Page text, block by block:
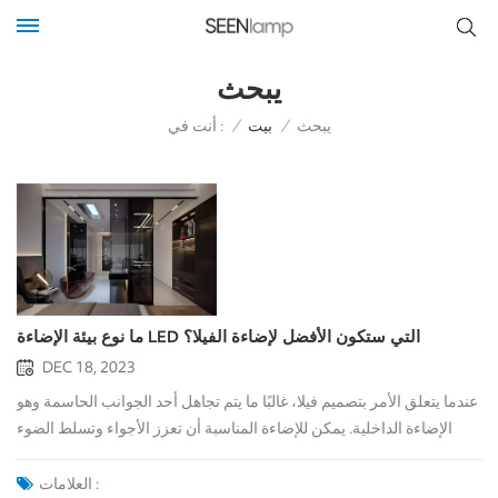
يبحث
أنت في : / بيت / يبحث
ما نوع بيئة الإضاءة LED التي ستكون الأفضل لإضاءة الفيلا؟
DEC 18, 2023
عندما يتعلق الأمر بتصميم فيلا، غالبًا ما يتم تجاهل أحد الجوانب الحاسمة وهو
الإضاءة الداخلية. يمكن للإضاءة المناسبة أن تعزز الأجواء وتسلط الضوء
على الميزات المعمارية وتخلق جوًا ترحيبيًا. في هذه المقالة، سوف
نستكشف الاعتبارات الأساسية لتصميم الإضاءة الداخلية للفيلا، ولماذا يتم
العلامات :